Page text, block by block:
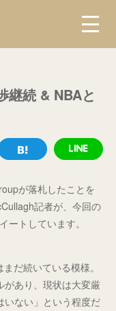
継続 & NBAと
が落札したことを
記者が、今回の
ートしています。
だ続いている模様。
があり、現状は大変厳
いない」という程度だ